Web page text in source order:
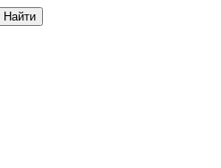
Найти